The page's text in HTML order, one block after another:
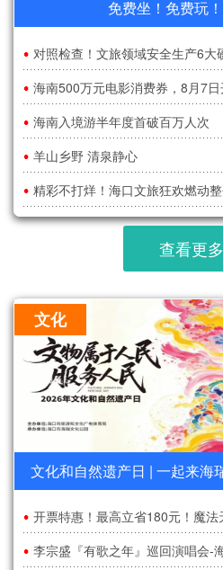
免费坐！免费玩
对照检查！文旅领域安全生产6大
海南500万元电影消费券，8月7日
海南入境游半年度首破百万人次
羊山乡野 清泉静心
精彩不打烊！海口文旅狂欢燃动
查看更
文化
文化和自然遗产日 | 一起来海
开票特惠！最高立省180元！魔
李宗盛『有歌之年』巡回演唱会-